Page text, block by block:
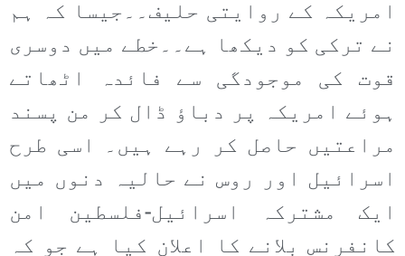
امریکہ کے روایتی حلیف۔۔جیسا کہ ہم
نے ترکی کو دیکھا ہے۔۔خطے میں دوسری
قوت کی موجودگی سے فائدہ اٹھاتے
ہوئے امریکہ پر دباؤ ڈال کر من پسند
مراعتیں حاصل کر رہے ہیں۔ اسی طرح
اسرائیل اور روس نے حالیہ دنوں میں
ایک مشترکہ اسرائیل-فلسطین امن
کانفرنس بلانے کا اعلان کیا ہے جو کہ